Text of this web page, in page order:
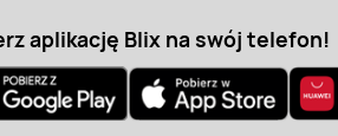
aplikację Blix na swój telefon!